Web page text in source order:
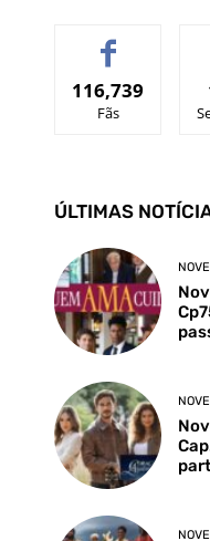
116,739
Fãs
ÚLTIMAS